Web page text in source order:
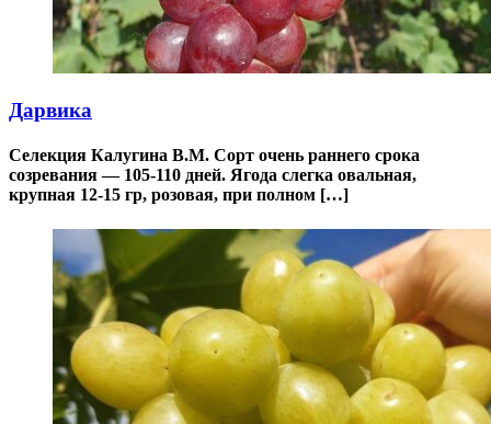
Дарвика
Селекция Калугина В.М. Сорт очень раннего срока
созревания — 105-110 дней. Ягода слегка овальная,
крупная 12-15 гр, розовая, при полном […]